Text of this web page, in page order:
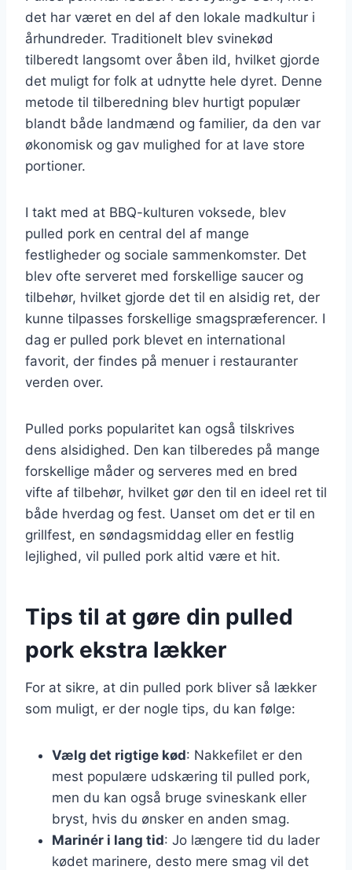
det har været en del af den lokale madkultur i
århundreder. Traditionelt blev svinekød
tilberedt langsomt over åben ild, hvilket gjorde
det muligt for folk at udnytte hele dyret. Denne
metode til tilberedning blev hurtigt populær
blandt både landmænd og familier, da den var
økonomisk og gav mulighed for at lave store
portioner.
I takt med at BBQ-kulturen voksede, blev
pulled pork en central del af mange
festligheder og sociale sammenkomster. Det
blev ofte serveret med forskellige saucer og
tilbehør, hvilket gjorde det til en alsidig ret, der
kunne tilpasses forskellige smagspræferencer. I
dag er pulled pork blevet en international
favorit, der findes på menuer i restauranter
verden over.
Pulled porks popularitet kan også tilskrives
dens alsidighed. Den kan tilberedes på mange
forskellige måder og serveres med en bred
vifte af tilbehør, hvilket gør den til en ideel ret til
både hverdag og fest. Uanset om det er til en
grillfest, en søndagsmiddag eller en festlig
lejlighed, vil pulled pork altid være et hit.
Tips til at gøre din pulled
pork ekstra lækker
For at sikre, at din pulled pork bliver så lækker
som muligt, er der nogle tips, du kan følge:
Vælg det rigtige kød: Nakkefilet er den
mest populære udskæring til pulled pork,
men du kan også bruge svineskank eller
bryst, hvis du ønsker en anden smag.
Marinér i lang tid: Jo længere tid du lader
kødet marinere, desto mere smag vil det